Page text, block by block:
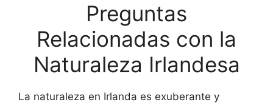
Preguntas
Relacionadas con la
Naturaleza Irlandesa
La naturaleza en Irlanda es exuberante y